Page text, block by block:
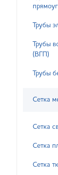
Трубы
Трубы
(ВГП)
Трубы
Сетка
Сетка
Сетка
Сетка